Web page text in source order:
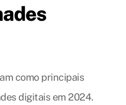
como principais
digitais em 2024.